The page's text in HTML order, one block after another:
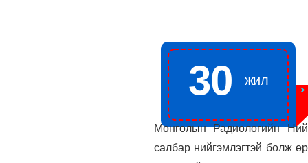
30 жил
Монголын Радиологийн
салбар нийгэмлэгтэй болж